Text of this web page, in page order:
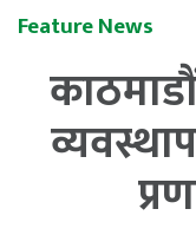
Feature News